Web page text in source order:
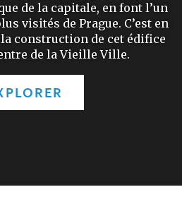
de la capitale, en font l’un
visités de Prague. C’est en
la construction de cet édifice
de la Vieille Ville.